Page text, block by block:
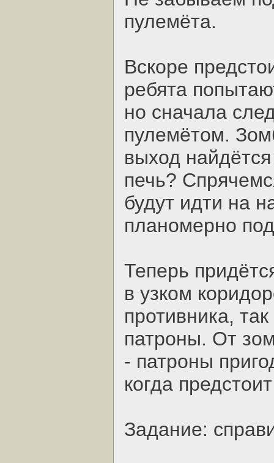
пулемёта.
Вскоре
ребята
но сначала
пулемётом.
выход
печь?
будут идти на
планомерно
Теперь
в узком
противника,
патроны. От
- патроны
когда
Задание: